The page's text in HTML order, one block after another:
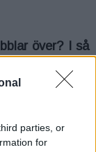
parties, or
for
över? I så